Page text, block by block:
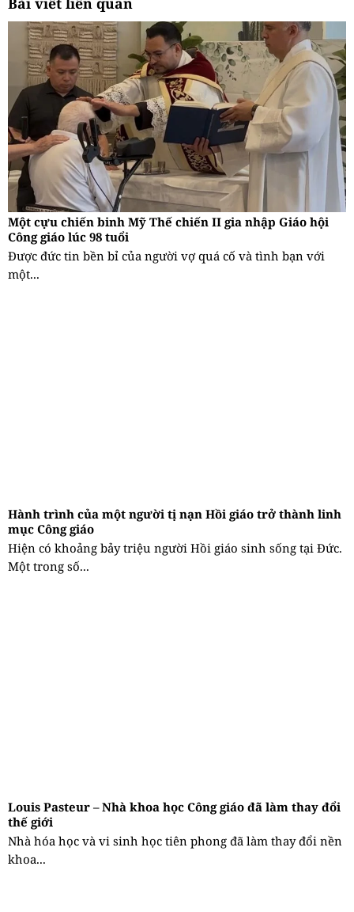
Một cựu chiến binh Mỹ Thế chiến II gia nhập Giáo hội
Công giáo lúc 98 tuổi
Được đức tin bền bỉ của người vợ quá cố và tình bạn với
một...
Hành trình của một người tị nạn Hồi giáo trở thành linh
mục Công giáo
Hiện có khoảng bảy triệu người Hồi giáo sinh sống tại Đức.
Một trong số...
Louis Pasteur – Nhà khoa học Công giáo đã làm thay đổi
thế giới
Nhà hóa học và vi sinh học tiên phong đã làm thay đổi nền
khoa...